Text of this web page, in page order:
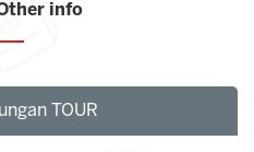
info
TOUR